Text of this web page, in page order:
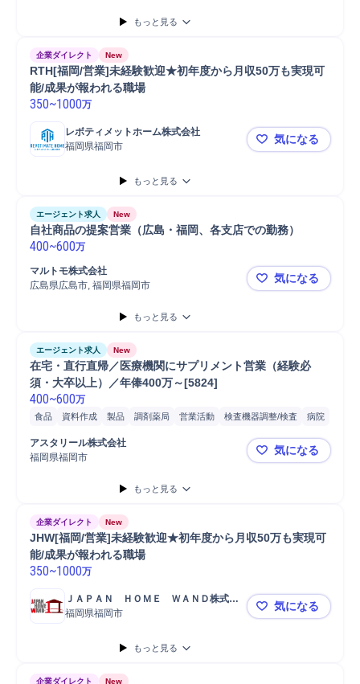
もっと見る
企業ダイレクト New
RTH[福岡/営業]未経験歓迎★初年度から月収50万も実現可
能/成果が報われる職場
350~1000万
レボティメットホーム株式会社
福岡県福岡市
RTH[福岡/
気になる
もっと見る
エージェント求人 New
自社商品の提案営業（広島・福岡、各支店での勤務）
400~600万
マルトモ株式会社
広島県広島市, 福岡県福岡市
自社商品の
気になる
もっと見る
エージェント求人 New
在宅・直行直帰／医療機関にサプリメント営業（経験必
須・大卒以上）／年俸400万～[5824]
400~600万
食品 資料作成 製品 調剤薬局 営業活動 検査機器調整/検査
病院
アンチエイジング
アスタリール株式会社
福岡県福岡市
在宅・直行
気になる
もっと見る
企業ダイレクト New
JHW[福岡/営業]未経験歓迎★初年度から月収50万も実現可
能/成果が報われる職場
350~1000万
ＪＡＰＡＮ　ＨＯＭＥ　ＷＡＮＤ株式会
社
福岡県福岡市 JHW[福岡/
気になる
もっと見る
企業ダイレクト New